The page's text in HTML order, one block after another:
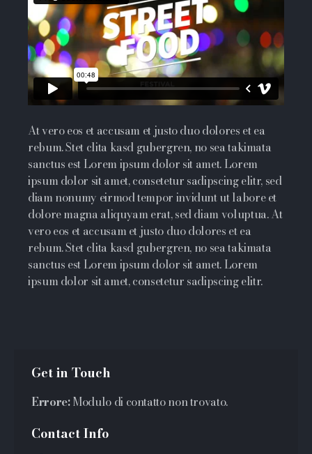
At vero eos et accusam et justo duo dolores et ea
rebum. Stet clita kasd gubergren, no sea takimata
sanctus est Lorem ipsum dolor sit amet. Lorem
ipsum dolor sit amet, consetetur sadipscing elitr, sed
diam nonumy eirmod tempor invidunt ut labore et
dolore magna aliquyam erat, sed diam voluptua. At
vero eos et accusam et justo duo dolores et ea
rebum. Stet clita kasd gubergren, no sea takimata
sanctus est Lorem ipsum dolor sit amet. Lorem
ipsum dolor sit amet, consetetur sadipscing elitr.
Get in Touch
Errore:Modulo di contatto non trovato.
Contact Info